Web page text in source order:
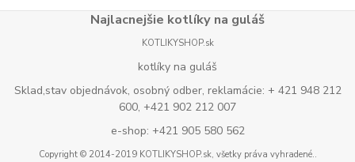
Najlacnejšie kotlíky na guláš
KOTLIKYSHOP.sk
kotlíky na guláš
Sklad,stav objednávok, osobný odber, reklamácie: + 421 948 212
600, +421 902 212 007
e-shop: +421 905 580 562
Copyright © 2014-2019 KOTLIKYSHOP.sk, všetky práva vyhradené..